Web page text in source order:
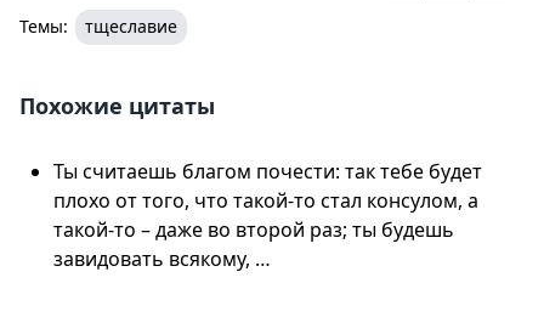
Темы: тщеславие
Похожие цитаты
Ты считаешь благом почести: так тебе будет
плохо от того, что такой-то стал консулом, а
такой-то – даже во второй раз; ты будешь
завидовать всякому, …